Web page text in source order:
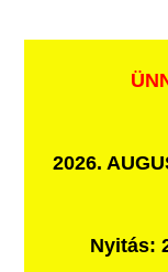
2026.
Nyitás: